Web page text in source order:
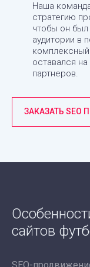
Наша
стратегию
чтобы он был
аудитории в
комплексный
оставался
партнеров.
ЗАКАЗАТЬ
сайтов
SEO-